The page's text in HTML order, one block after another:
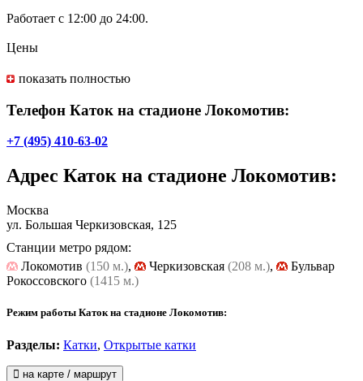
Работает с 12:00 до 24:00.
Цены
С понедельника по пятницу – вход 150 руб.
В субботу и воскресенье – вход 200 руб.
Акция! Катайся бесплатно!
Дополнительно
На территории катка: кафе, теплые раздевалки, прокат и
заточка коньков.
показать полностью
Телефон Каток на стадионе Локомотив:
+7 (495) 410-63-02
Адрес Каток на стадионе Локомотив:
Москва
ул. Большая Черкизовская, 125
Станции метро рядом:
Локомотив (150 м.), Черкизовская (208 м.),
Бульвар
Рокоссовского (1415 м.)
Режим работы Каток на стадионе Локомотив:
Разделы: Катки, Открытые катки
на карте / маршрут